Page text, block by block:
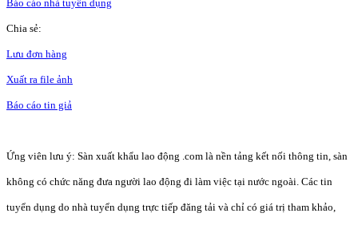
Báo cáo nhà tuyển dụng
Chia sẻ:
Lưu đơn hàng
Xuất ra file ảnh
Báo cáo tin giả
Ứng viên lưu ý: Sàn xuất khẩu lao động .com là nền tảng kết nối thông tin, sàn
không có chức năng đưa người lao động đi làm việc tại nước ngoài. Các tin
tuyển dụng do nhà tuyển dụng trực tiếp đăng tải và chỉ có giá trị tham khảo,